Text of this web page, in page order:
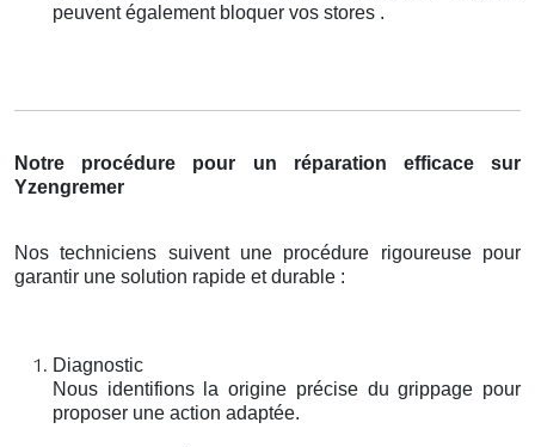
peuvent également bloquer vos stores .
Notre procédure pour un réparation efficace sur
Yzengremer
Nos techniciens suivent une procédure rigoureuse pour
garantir une solution rapide et durable :
Diagnostic
Nous identifions la origine précise du grippage pour
proposer une action adaptée.